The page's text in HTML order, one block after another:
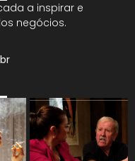
a inspirar e
negócios.